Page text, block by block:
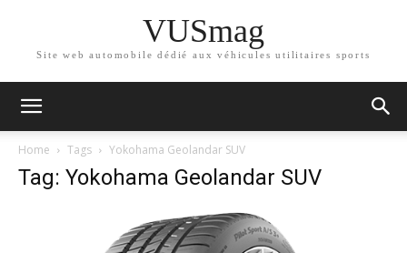
VUSmag
Site web automobile dédié aux véhicules utilitaires sports
Home Tags Yokohama Geolandar SUV
Tag: Yokohama Geolandar SUV